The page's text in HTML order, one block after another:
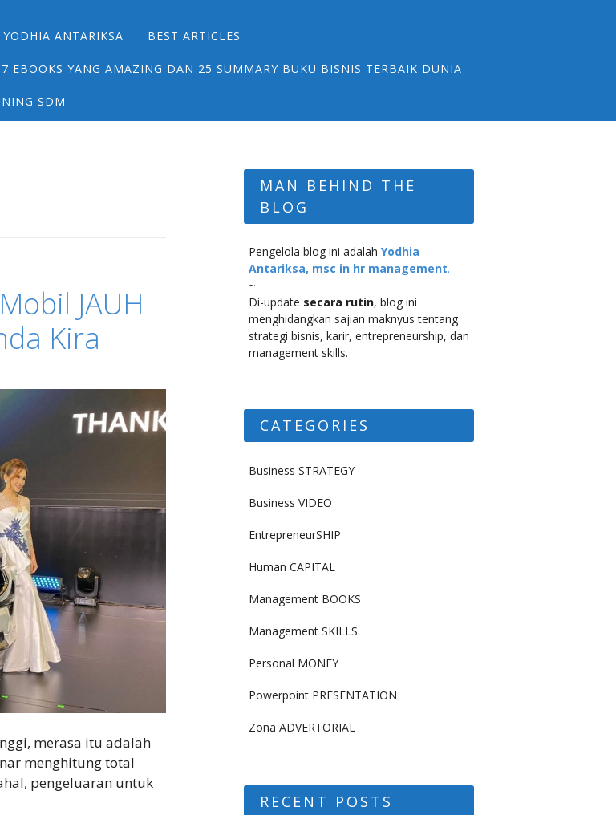
menu
YODHIA ANTARIKSA BEST ARTICLES
EBOOKS YANG AMAZING DAN 25 SUMMARY BUKU BISNIS TERBAIK DUNIA
SDM
JAUH
Kira
merasa itu adalah
menghitung total
pengeluaran untuk
MAN BEHIND THE
BLOG
Pengelola blog ini adalah Yodhia
Antariksa, msc in hr management.
~
Di-update secara rutin, blog ini
menghidangkan sajian maknyus tentang
strategi bisnis, karir, entrepreneurship, dan
management skills.
CATEGORIES
Business STRATEGY
Business VIDEO
EntrepreneurSHIP
Human CAPITAL
Management BOOKS
Management SKILLS
Personal MONEY
Powerpoint PRESENTATION
Zona ADVERTORIAL
RECENT POSTS